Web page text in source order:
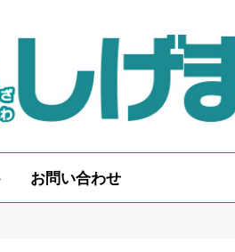
お問い合わせ